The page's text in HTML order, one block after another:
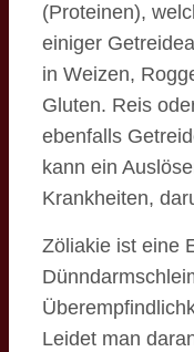
(Proteinen),
einiger
in Weizen,
Gluten. Reis
ebenfalls
kann ein
Krankheiten,
Zöliakie ist eine
Leidet man